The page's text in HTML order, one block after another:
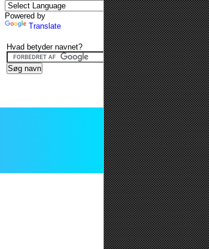
Powered by
Translate
Hvad betyder navnet?